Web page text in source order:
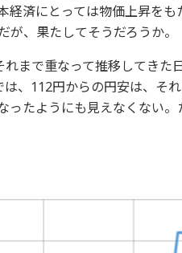
経済にとっては物価上昇をも
、果たしてそうだろうか。
まで重なって推移してきた
、112円からの円安は、そ
ったようにも見えなくない。